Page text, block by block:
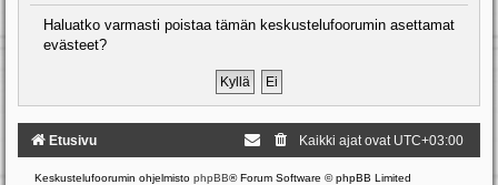
Haluatko varmasti poistaa tämän keskustelufoorumin asettamat
evästeet?
Etusivu Kaikki ajat ovat UTC+03:00
Keskustelufoorumin ohjelmisto phpBB® Forum Software © phpBB Limited